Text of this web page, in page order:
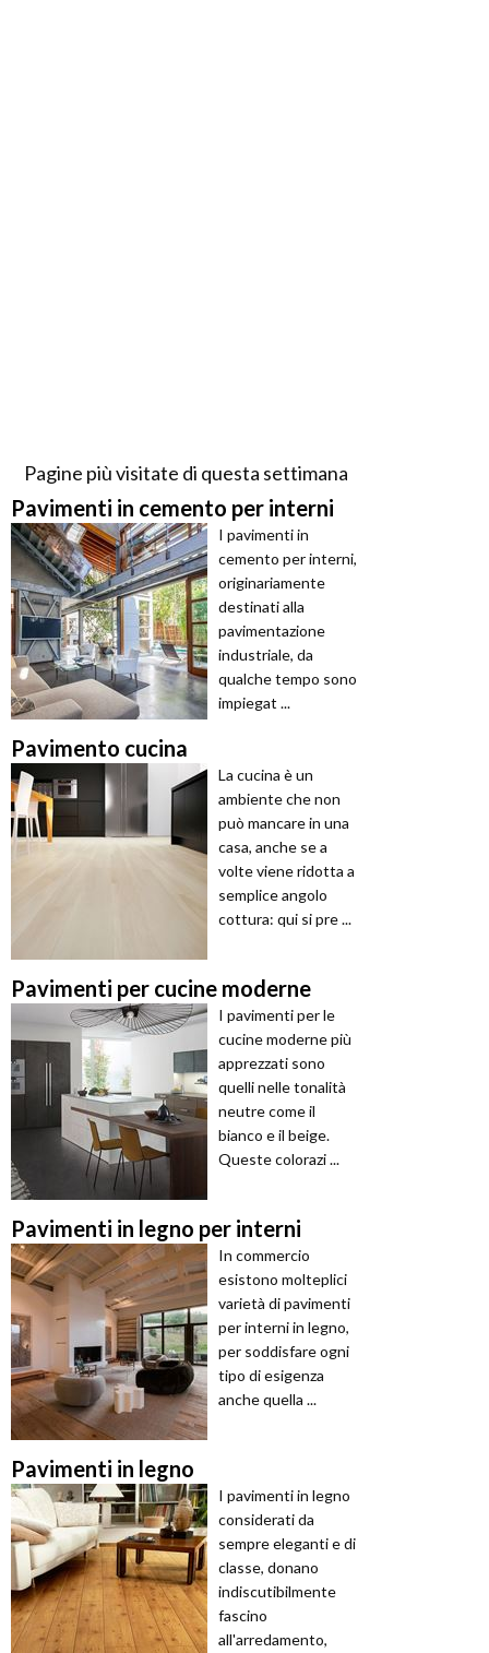
Pagine più visitate di questa settimana
Pavimenti in cemento per interni
I pavimenti in
cemento per interni,
originariamente
destinati alla
pavimentazione
industriale, da
qualche tempo sono
impiegat ...
Pavimento cucina
La cucina è un
ambiente che non
può mancare in una
casa, anche se a
volte viene ridotta a
semplice angolo
cottura: qui si pre ...
Pavimenti per cucine moderne
I pavimenti per le
cucine moderne più
apprezzati sono
quelli nelle tonalità
neutre come il
bianco e il beige.
Queste colorazi ...
Pavimenti in legno per interni
In commercio
esistono molteplici
varietà di pavimenti
per interni in legno,
per soddisfare ogni
tipo di esigenza
anche quella ...
Pavimenti in legno
I pavimenti in legno
considerati da
sempre eleganti e di
classe, donano
indiscutibilmente
fascino
all'arredamento,